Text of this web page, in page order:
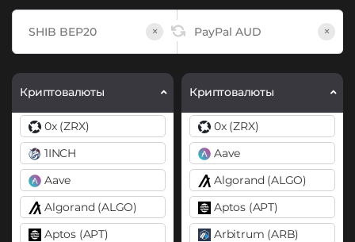
× ×
Криптовалюты
0x (ZRX)
1INCH
Aave
Algorand (ALGO)
Aptos (APT)
Криптовалюты
0x (ZRX)
Aave
Algorand (ALGO)
Aptos (APT)
Arbitrum (ARB)